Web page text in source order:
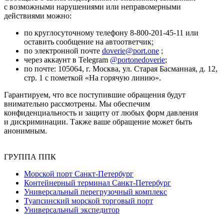
с возможными нарушениями или неправомерными
действиями можно:
по круглосуточному телефону 8-800-201-45-11 или
оставить сообщение на автоответчик;
по электронной почте doverie@port.one ;
через аккаунт в Telegram @portonedoverie;
по почте: 105064, г. Москва, ул. Старая Басманная, д. 12,
стр. 1 с пометкой «На горячую линию».
Гарантируем, что все поступившие обращения будут
внимательно рассмотрены. Мы обеспечим
конфиденциальность и защиту от любых форм давления
и дискриминации. Также ваше обращение может быть
анонимным.
ГРУППА ППК
Морской порт Санкт-Петербург
Контейнерный терминал Санкт-Петербург
Универсальный перегрузочный комплекс
Туапсинский морской торговый порт
Универсальный экспедитор